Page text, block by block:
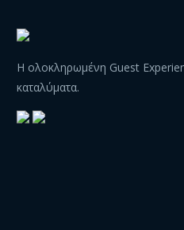
Η ολοκληρωμένη Guest
καταλύματα.